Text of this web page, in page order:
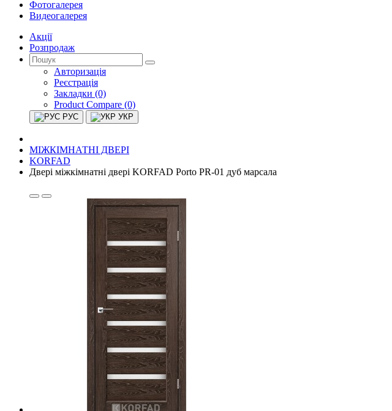
Фотогалерея
Видеогалерея
Акції
Розпродаж
Авторизація
Реєстрація
Закладки (0)
Product Compare (0)
РУС УКР
МІЖКІМНАТНІ ДВЕРІ
KORFAD
Двері міжкімнатні двері KORFAD Porto PR-01 дуб марсала